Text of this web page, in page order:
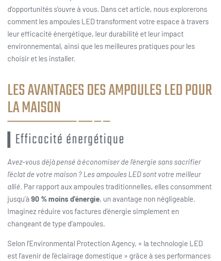
d’opportunités s’ouvre à vous. Dans cet article, nous explorerons
comment les ampoules LED transforment votre espace à travers
leur efficacité énergétique, leur durabilité et leur impact
environnemental, ainsi que les meilleures pratiques pour les
choisir et les installer.
LES AVANTAGES DES AMPOULES LED POUR
LA MAISON
Efficacité énergétique
Avez-vous déjà pensé à économiser de l’énergie sans sacrifier
l’éclat de votre maison ? Les ampoules LED sont votre meilleur
allié. Par rapport aux ampoules traditionnelles, elles consomment
jusqu’à 90 % moins d’énergie, un avantage non négligeable.
Imaginez réduire vos factures d’énergie simplement en
changeant de type d’ampoules.
Selon l’Environmental Protection Agency, « la technologie LED
est l’avenir de l’éclairage domestique » grâce à ses performances